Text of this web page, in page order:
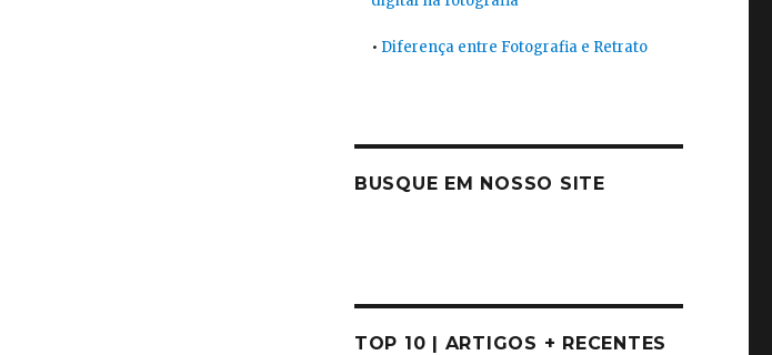
• Diferença entre Fotografia e Retrato
BUSQUE EM NOSSO SITE
TOP 10 | ARTIGOS + RECENTES